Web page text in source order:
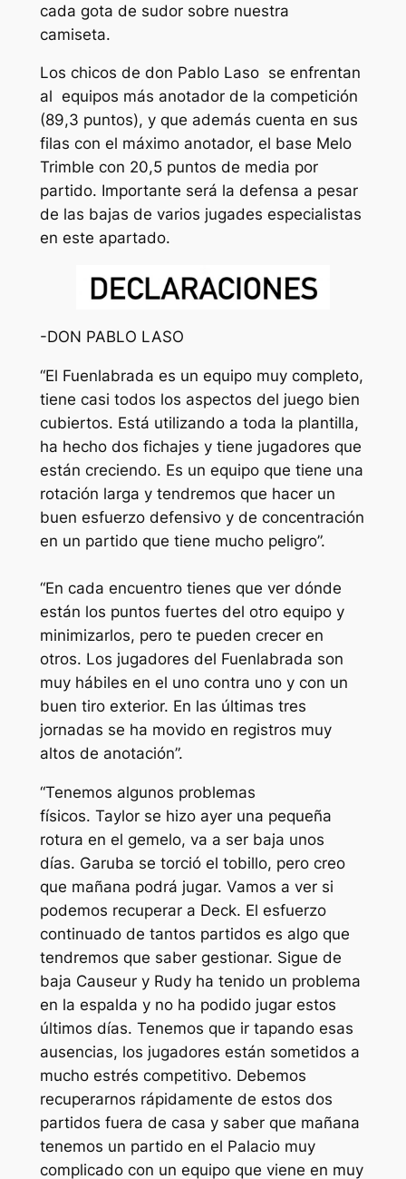
cada gota de sudor sobre nuestra
camiseta.
Los chicos de don Pablo Laso se enfrentan
al equipos más anotador de la competición
(89,3 puntos), y que además cuenta en sus
filas con el máximo anotador, el base Melo
Trimble con 20,5 puntos de media por
partido. Importante será la defensa a pesar
de las bajas de varios jugades especialistas
en este apartado.
-DON PABLO LASO
“El Fuenlabrada es un equipo muy completo,
tiene casi todos los aspectos del juego bien
cubiertos. Está utilizando a toda la plantilla,
ha hecho dos fichajes y tiene jugadores que
están creciendo. Es un equipo que tiene una
rotación larga y tendremos que hacer un
buen esfuerzo defensivo y de concentración
en un partido que tiene mucho peligro”.
“En cada encuentro tienes que ver dónde
están los puntos fuertes del otro equipo y
minimizarlos, pero te pueden crecer en
otros. Los jugadores del Fuenlabrada son
muy hábiles en el uno contra uno y con un
buen tiro exterior. En las últimas tres
jornadas se ha movido en registros muy
altos de anotación”.
“Tenemos algunos problemas
físicos. Taylor se hizo ayer una pequeña
rotura en el gemelo, va a ser baja unos
días. Garuba se torció el tobillo, pero creo
que mañana podrá jugar. Vamos a ver si
podemos recuperar a Deck. El esfuerzo
continuado de tantos partidos es algo que
tendremos que saber gestionar. Sigue de
baja Causeur y Rudy ha tenido un problema
en la espalda y no ha podido jugar estos
últimos días. Tenemos que ir tapando esas
ausencias, los jugadores están sometidos a
mucho estrés competitivo. Debemos
recuperarnos rápidamente de estos dos
partidos fuera de casa y saber que mañana
tenemos un partido en el Palacio muy
complicado con un equipo que viene en muy